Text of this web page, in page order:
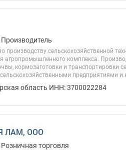
производству сельскохозяйственной
агропромышленного комплекса.
кормозаготовки и транспортировки
предприятиями
область ИНН: 3700022284
ЛАМ, ООО
торговля